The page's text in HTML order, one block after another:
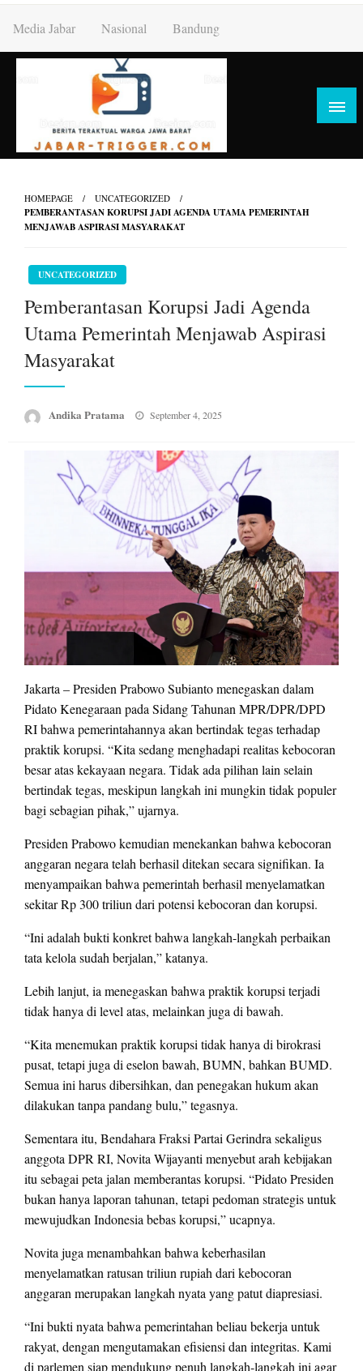
content
Media Jabar Nasional Bandung
HOMEPAGE UNCATEGORIZED
PEMBERANTASAN KORUPSI JADI AGENDA UTAMA PEMERINTAH
MENJAWAB ASPIRASI MASYARAKAT
UNCATEGORIZED
Pemberantasan Korupsi Jadi Agenda
Utama Pemerintah Menjawab Aspirasi
Masyarakat
Andika Pratama
Posted
September 4, 2025
Jakarta – Presiden Prabowo Subianto menegaskan dalam
Pidato Kenegaraan pada Sidang Tahunan MPR/DPR/DPD
RI bahwa pemerintahannya akan bertindak tegas terhadap
praktik korupsi. “Kita sedang menghadapi realitas kebocoran
besar atas kekayaan negara. Tidak ada pilihan lain selain
bertindak tegas, meskipun langkah ini mungkin tidak populer
bagi sebagian pihak,” ujarnya.
Presiden Prabowo kemudian menekankan bahwa kebocoran
anggaran negara telah berhasil ditekan secara signifikan. Ia
menyampaikan bahwa pemerintah berhasil menyelamatkan
sekitar Rp 300 triliun dari potensi kebocoran dan korupsi.
“Ini adalah bukti konkret bahwa langkah-langkah perbaikan
tata kelola sudah berjalan,” katanya.
Lebih lanjut, ia menegaskan bahwa praktik korupsi terjadi
tidak hanya di level atas, melainkan juga di bawah.
“Kita menemukan praktik korupsi tidak hanya di birokrasi
pusat, tetapi juga di eselon bawah, BUMN, bahkan BUMD.
Semua ini harus dibersihkan, dan penegakan hukum akan
dilakukan tanpa pandang bulu,” tegasnya.
Sementara itu, Bendahara Fraksi Partai Gerindra sekaligus
anggota DPR RI, Novita Wijayanti menyebut arah kebijakan
itu sebagai peta jalan memberantas korupsi. “Pidato Presiden
bukan hanya laporan tahunan, tetapi pedoman strategis untuk
mewujudkan Indonesia bebas korupsi,” ucapnya.
Novita juga menambahkan bahwa keberhasilan
menyelamatkan ratusan triliun rupiah dari kebocoran
anggaran merupakan langkah nyata yang patut diapresiasi.
“Ini bukti nyata bahwa pemerintahan beliau bekerja untuk
rakyat, dengan mengutamakan efisiensi dan integritas. Kami
di parlemen siap mendukung penuh langkah-langkah ini agar